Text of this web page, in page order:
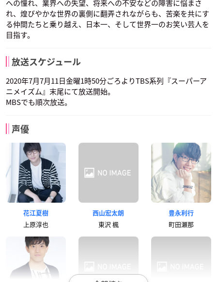
への憧れ、業界への失望、将来への不安などの障害に悩まさ
れ、煌びやかな世界の裏側に翻弄されながらも、苦楽を共にす
る仲間たちと乗り越え、日本一、そして世界一のお笑い芸人を
目指す。
放送スケジュール
2020年7月7月11日金曜1時50分ごろよりTBS系列『スーパーア
ニメイズム』末尾にて放送開始。
MBSでも順次放送。
声優
花江夏樹
上原淳也
西山宏太朗
東沢 楓
豊永利行
町田瀬那